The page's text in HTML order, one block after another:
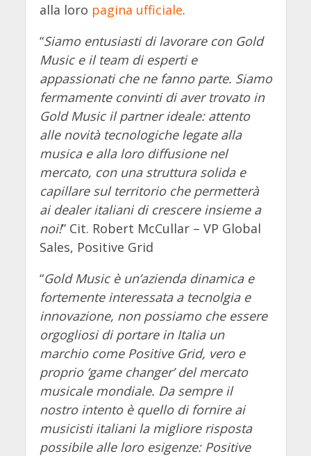
alla loro pagina ufficiale.
“Siamo entusiasti di lavorare con Gold
Music e il team di esperti e
appassionati che ne fanno parte. Siamo
fermamente convinti di aver trovato in
Gold Music il partner ideale: attento
alle novità tecnologiche legate alla
musica e alla loro diffusione nel
mercato, con una struttura solida e
capillare sul territorio che permetterà
ai dealer italiani di crescere insieme a
noi!” Cit. Robert McCullar – VP Global
Sales, Positive Grid
“Gold Music è un’azienda dinamica e
fortemente interessata a tecnolgia e
innovazione, non possiamo che essere
orgogliosi di portare in Italia un
marchio come Positive Grid, vero e
proprio ‘game changer’ del mercato
musicale mondiale. Da sempre il
nostro intento è quello di fornire ai
musicisti italiani la migliore risposta
possibile alle loro esigenze: Positive